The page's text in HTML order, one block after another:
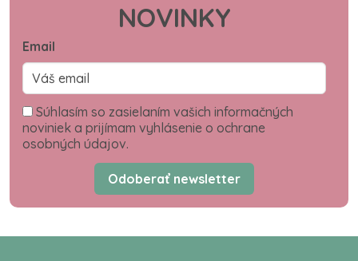
NOVINKY
Email
Súhlasím so zasielaním vašich informačných
noviniek a prijímam vyhlásenie o ochrane
osobných údajov.
Odoberať newsletter